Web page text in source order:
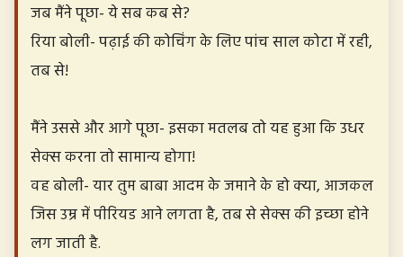
जब मैंने पूछा- ये सब कब से?
रिया बोली- पढ़ाई की कोचिंग के लिए पांच साल कोटा में रही,
तब से!
मैंने उससे और आगे पूछा- इसका मतलब तो यह हुआ कि उधर
सेक्स करना तो सामान्य होगा!
वह बोली- यार तुम बाबा आदम के जमाने के हो क्या, आजकल
जिस उम्र में पीरियड आने लगता है, तब से सेक्स की इच्छा होने
लग जाती है.